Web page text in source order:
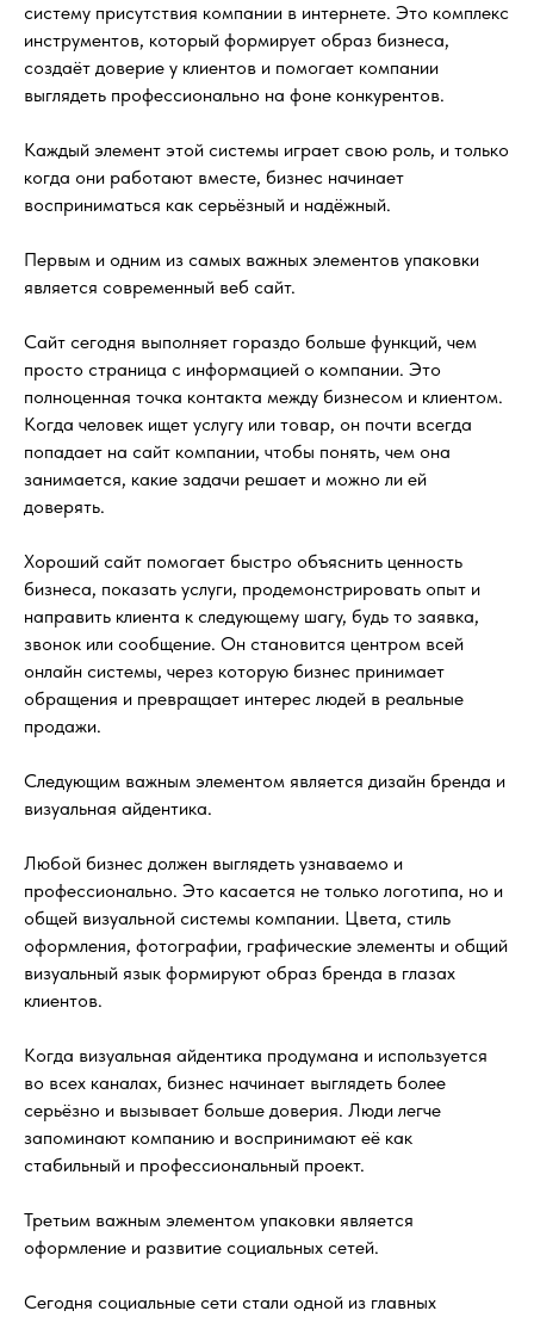
систему присутствия компании в интернете. Это комплекс
инструментов, который формирует образ бизнеса,
создаёт доверие у клиентов и помогает компании
выглядеть профессионально на фоне конкурентов.
Каждый элемент этой системы играет свою роль, и только
когда они работают вместе, бизнес начинает
восприниматься как серьёзный и надёжный.
Первым и одним из самых важных элементов упаковки
является современный веб сайт.
Сайт сегодня выполняет гораздо больше функций, чем
просто страница с информацией о компании. Это
полноценная точка контакта между бизнесом и клиентом.
Когда человек ищет услугу или товар, он почти всегда
попадает на сайт компании, чтобы понять, чем она
занимается, какие задачи решает и можно ли ей
доверять.
Хороший сайт помогает быстро объяснить ценность
бизнеса, показать услуги, продемонстрировать опыт и
направить клиента к следующему шагу, будь то заявка,
звонок или сообщение. Он становится центром всей
онлайн системы, через которую бизнес принимает
обращения и превращает интерес людей в реальные
продажи.
Следующим важным элементом является дизайн бренда и
визуальная айдентика.
Любой бизнес должен выглядеть узнаваемо и
профессионально. Это касается не только логотипа, но и
общей визуальной системы компании. Цвета, стиль
оформления, фотографии, графические элементы и общий
визуальный язык формируют образ бренда в глазах
клиентов.
Когда визуальная айдентика продумана и используется
во всех каналах, бизнес начинает выглядеть более
серьёзно и вызывает больше доверия. Люди легче
запоминают компанию и воспринимают её как
стабильный и профессиональный проект.
Третьим важным элементом упаковки является
оформление и развитие социальных сетей.
Сегодня социальные сети стали одной из главных